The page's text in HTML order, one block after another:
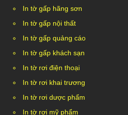
In tờ gấp hãng sơn
In tờ gấp nội thất
In tờ gấp quảng cáo
In tờ gấp khách sạn
In tờ rơi điện thoại
In tờ rơi khai trương
In tờ rơi dược phẩm
In tờ rơi mỹ phẩm